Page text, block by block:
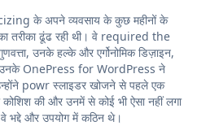
के अपने व्यवसाय के कुछ महीनों के
तरीका ढूंढ रही थी। वे required the
उनके हल्के और एर्गोनोमिक डिज़ाइन,
उनके OnePress for WordPress ने
उन्होंने powr स्लाइडर खोजने से पहले एक
की और उनमें से कोई भी ऐसा नहीं लगा
भद्दे और उपयोग में कठिन थे।